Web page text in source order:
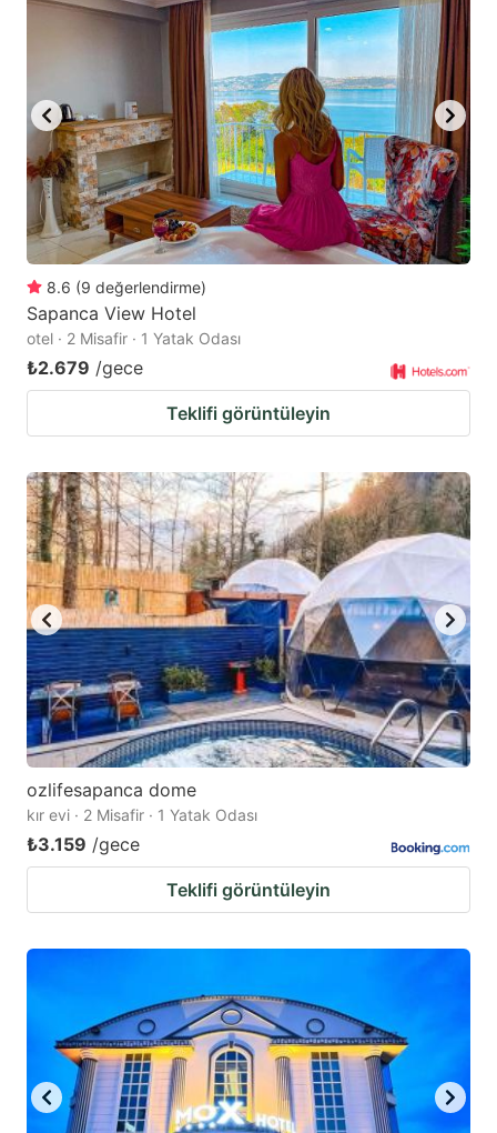
mark
key
get
the
keyboard
shortcuts
for
changing
dates.
mark
key
to
get
the
keyboard
shortcuts
for
8.6 (9 değerlendirme)
Sapanca View Hotel
otel · 2 Misafir · 1 Yatak Odası
₺2.679 /gece
Teklifi görüntüleyin
ozlifesapanca dome
kır evi · 2 Misafir · 1 Yatak Odası
₺3.159 /gece
Teklifi görüntüleyin